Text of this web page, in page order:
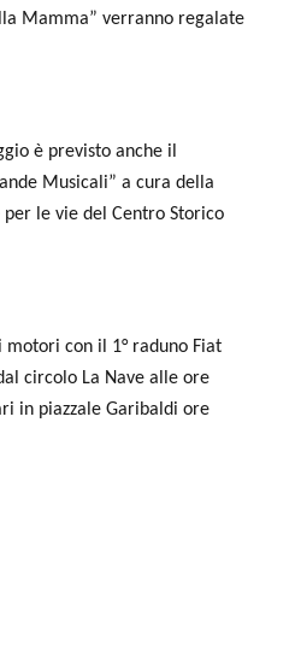
Mamma” verranno regalate
è previsto anche il
Musicali” a cura della
le vie del Centro Storico
motori con il 1° raduno Fiat
circolo La Nave alle ore
in piazzale Garibaldi ore